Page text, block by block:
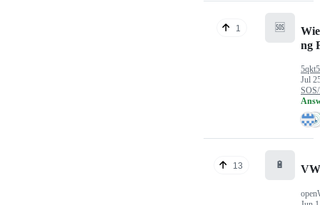
1 🆘
ng
Jul
13 🔋